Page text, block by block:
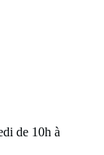
de 10h à